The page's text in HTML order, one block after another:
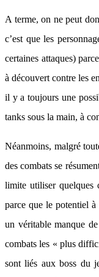
A terme, on ne peut
c’est que les
certaines attaques)
à découvert contre les
il y a toujours une
tanks sous la main, à
Néanmoins, malgré
des combats se
limite utiliser quelques
parce que le potentiel
un véritable manque
combats les « plus
sont liés aux boss du